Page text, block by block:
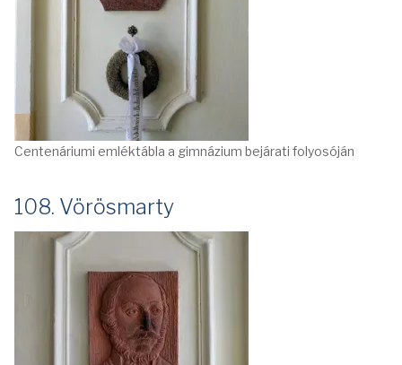
Centenáriumi emléktábla a gimnázium bejárati folyosóján
108. Vörösmarty